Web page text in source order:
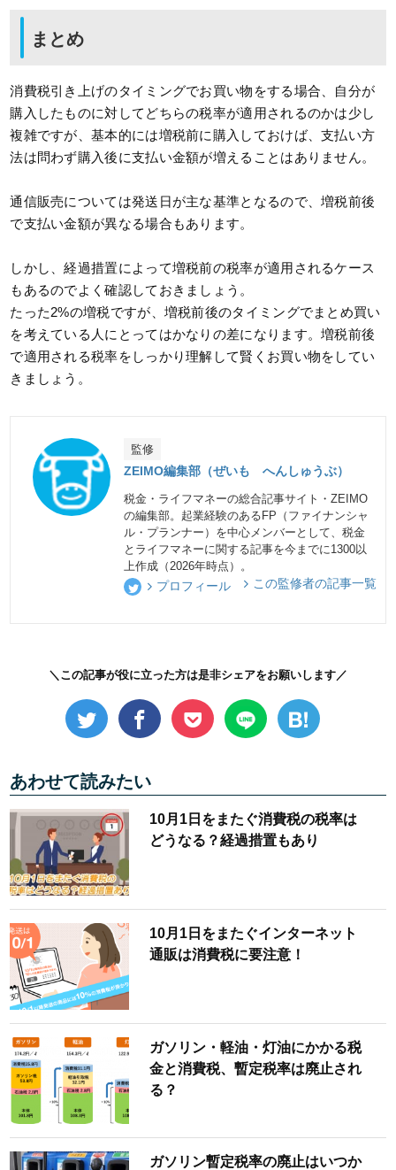
まとめ
消費税引き上げのタイミングでお買い物をする場合、自分が
購入したものに対してどちらの税率が適用されるのかは少し
複雑ですが、基本的には増税前に購入しておけば、支払い方
法は問わず購入後に支払い金額が増えることはありません。
通信販売については発送日が主な基準となるので、増税前後
で支払い金額が異なる場合もあります。
しかし、経過措置によって増税前の税率が適用されるケース
もあるのでよく確認しておきましょう。
たった2%の増税ですが、増税前後のタイミングでまとめ買い
を考えている人にとってはかなりの差になります。増税前後
で適用される税率をしっかり理解して賢くお買い物をしてい
きましょう。
監修
ZEIMO編集部（ぜいも へんしゅうぶ）
税金・ライフマネーの総合記事サイト・ZEIMO
の編集部。起業経験のあるFP（ファイナンシャ
ル・プランナー）を中心メンバーとして、税金
とライフマネーに関する記事を今までに1300以
上作成（2026年時点）。
プロフィール この監修者の記事一覧
＼この記事が役に立った方は是非シェアをお願いします／
あわせて読みたい
10月1日をまたぐ消費税の税率は
どうなる？経過措置もあり
10月1日をまたぐインターネット
通販は消費税に要注意！
ガソリン・軽油・灯油にかかる税
金と消費税、暫定税率は廃止され
る？
ガソリン暫定税率の廃止はいつか